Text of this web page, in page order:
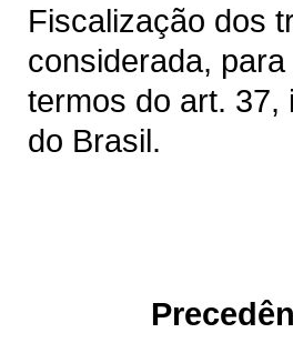
Fiscalização dos
considerada,
termos do art. 37,
do Brasil.